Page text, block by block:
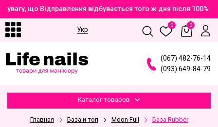
що Відправлення відбувається того ж дня після
Укр
0 0
(067) 482-76-14
(093) 649-84-79
Каталог товаров
Главная База и топ Moon Full База Rubber